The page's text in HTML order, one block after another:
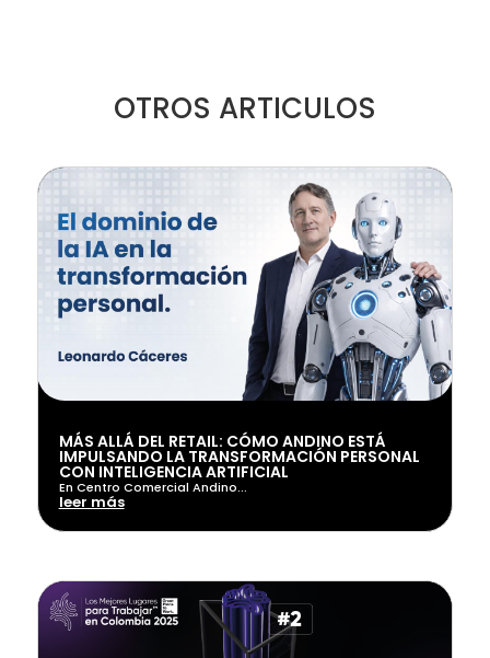
OTROS ARTICULOS
MÁS ALLÁ DEL RETAIL: CÓMO ANDINO ESTÁ
IMPULSANDO LA TRANSFORMACIÓN PERSONAL
CON INTELIGENCIA ARTIFICIAL
En Centro Comercial Andino...
leer más